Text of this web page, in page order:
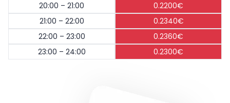
20:00 – 21:00
0.2200€
21:00 – 22:00
0.2340€
22:00 – 23:00
0.2360€
23:00 – 24:00
0.2300€